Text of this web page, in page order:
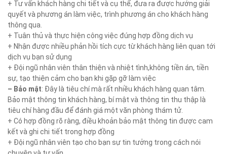
+ Tư vấn khách hàng chi tiết và cụ thể, đưa ra được hướng giải
quyết và phương án làm việc, trình phương án cho khách hàng
thông qua.
+ Tuân thủ và thực hiện công việc đúng hợp đồng dịch vụ
+ Nhận được nhiều phản hồi tích cực từ khách hàng liên quan tới
dịch vụ bạn sử dụng
+ Đội ngũ nhân viên thân thiện và nhiệt tình,không tiền án, tiền
sự, tạo thiện cảm cho bạn khi gặp gỡ làm việc
– Bảo mật: Đây là tiêu chí mà rất nhiều khách hàng quan tâm.
Bảo mật thông tin khách hàng, bí mật và thông tin thu thập là
tiêu chí hàng đầu để đánh giá một văn phòng thám tử.
+ Có hợp đồng rõ ràng, điều khoản bảo mật thông tin được cam
kết và ghi chi tiết trong hợp đồng
+ Đội ngũ nhân viên tạo cho bạn sự tin tưởng trong cách nói